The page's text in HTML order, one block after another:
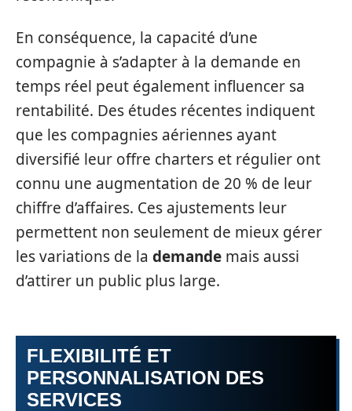
En conséquence, la capacité d’une
compagnie à s’adapter à la demande en
temps réel peut également influencer sa
rentabilité. Des études récentes indiquent
que les compagnies aériennes ayant
diversifié leur offre charters et régulier ont
connu une augmentation de 20 % de leur
chiffre d’affaires. Ces ajustements leur
permettent non seulement de mieux gérer
les variations de la demande mais aussi
d’attirer un public plus large.
FLEXIBILITÉ ET
PERSONNALISATION DES
SERVICES